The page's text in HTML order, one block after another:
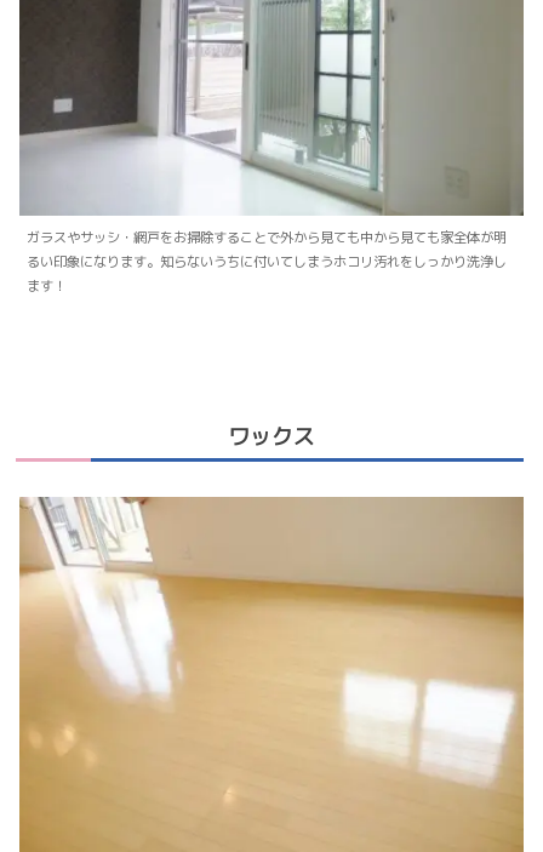
ガラスやサッシ・網戸をお掃除することで外から見ても中から見ても家全体が明
るい印象になります。知らないうちに付いてしまうホコリ汚れをしっかり洗浄し
ます！
ワックス